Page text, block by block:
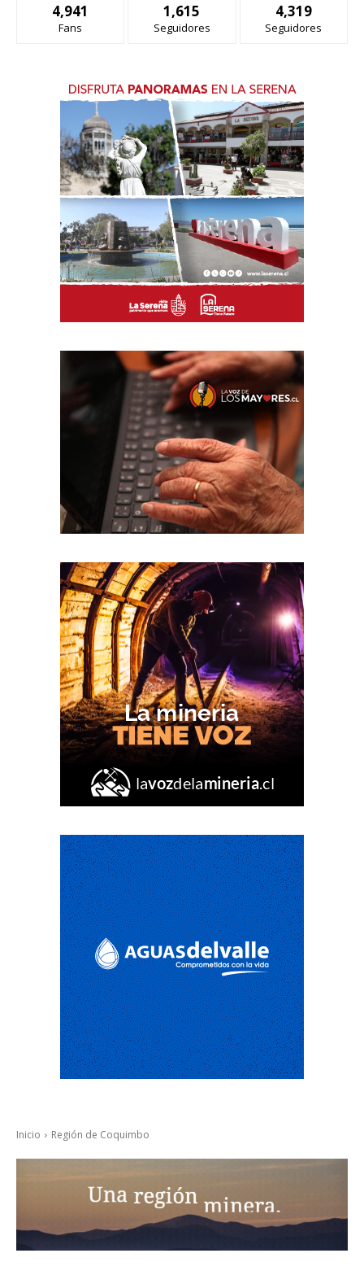
4,941
Fans
1,615
Seguidores
4,319
Seguidores